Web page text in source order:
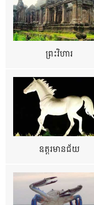
ព្រះវិហារ
ឧត្ដរមានជ័យ